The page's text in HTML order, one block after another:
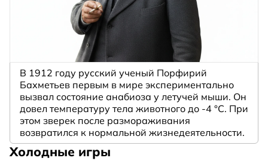
В 1912 году русский ученый Порфирий
Бахметьев первым в мире экспериментально
вызвал состояние анабиоза у летучей мыши. Он
довел температуру тела животного до -4 °C. При
этом зверек после размораживания
возвратился к нормальной жизнедеятельности.
Холодные игры